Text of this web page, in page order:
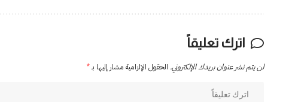
اترك تعليقاً
لن يتم نشر عنوان بريدك الإلكتروني. الحقول الإلزامية مشار إليها بـ*